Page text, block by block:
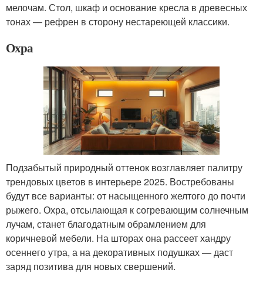
мелочам. Стол, шкаф и основание кресла в древесных
тонах — рефрен в сторону нестареющей классики.
Охра
Подзабытый природный оттенок возглавляет палитру
трендовых цветов в интерьере 2025. Востребованы
будут все варианты: от насыщенного желтого до почти
рыжего. Охра, отсылающая к согревающим солнечным
лучам, станет благодатным обрамлением для
коричневой мебели. На шторах она рассеет хандру
осеннего утра, а на декоративных подушках — даст
заряд позитива для новых свершений.